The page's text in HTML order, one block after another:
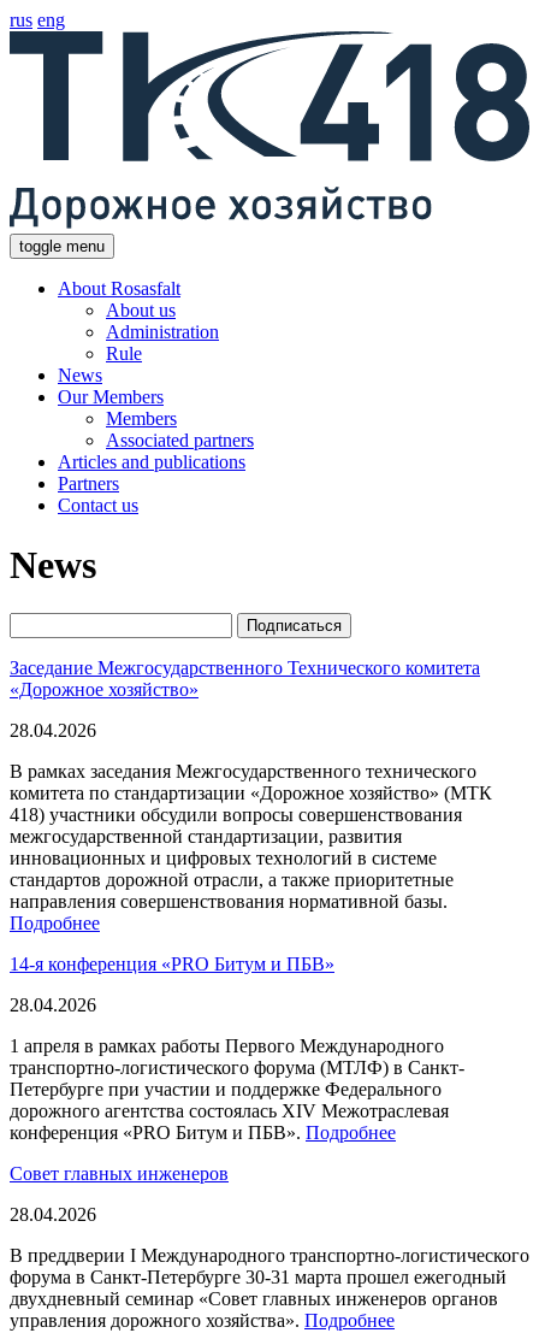
rus eng
toggle menu
About Rosasfalt
About us
Administration
Rule
News
Our Members
Members
Associated partners
Articles and publications
Partners
Contact us
News
Заседание Межгосударственного Технического комитета
«Дорожное хозяйство»
28.04.2026
В рамках заседания Межгосударственного технического
комитета по стандартизации «Дорожное хозяйство» (МТК
418) участники обсудили вопросы совершенствования
межгосударственной стандартизации, развития
инновационных и цифровых технологий в системе
стандартов дорожной отрасли, а также приоритетные
направления совершенствования нормативной базы.
Подробнее
14-я конференция «PRO Битум и ПБВ»
28.04.2026
1 апреля в рамках работы Первого Международного
транспортно-логистического форума (МТЛФ) в Санкт-
Петербурге при участии и поддержке Федерального
дорожного агентства состоялась XIV Межотраслевая
конференция «PRO Битум и ПБВ». Подробнее
Совет главных инженеров
28.04.2026
В преддверии I Международного транспортно-логистического
форума в Санкт-Петербурге 30-31 марта прошел ежегодный
двухдневный семинар «Совет главных инженеров органов
управления дорожного хозяйства». Подробнее